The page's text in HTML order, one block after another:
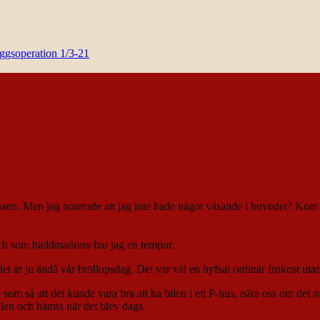
1/3-21
Men jag noterade att jag inte hade något väsande i huvudet?
som bäddmadrass har jag en tempur.
är ju ändå vår bröllopsdag. Det var väl en hyfsat ordinär frukost
så att det kunde vara bra att ha bilen i ett P-hus, nära oss om det
och hämta när det blev dags.